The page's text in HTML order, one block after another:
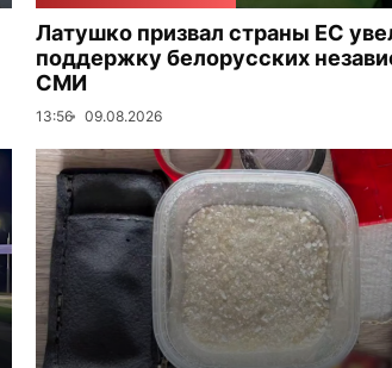
Латушко призвал страны ЕС
поддержку белорусских
СМИ
13:56 09.08.2026